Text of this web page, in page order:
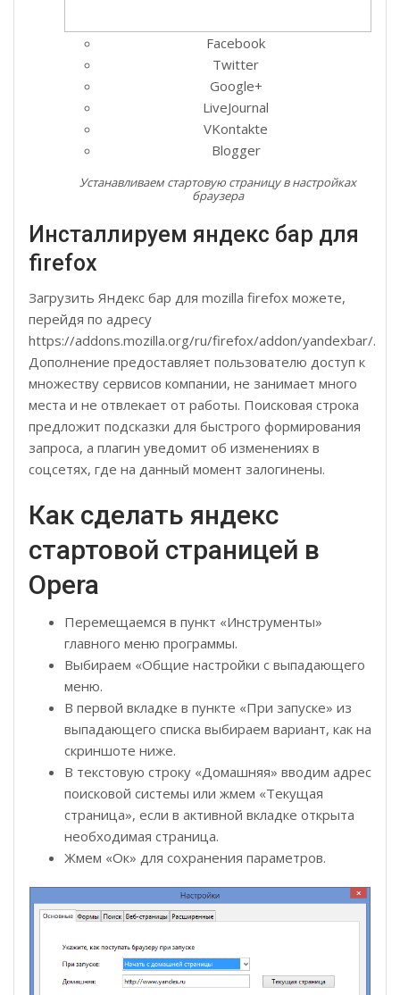
Facebook
Twitter
Google+
LiveJournal
VKontakte
Blogger
Устанавливаем стартовую страницу в настройках
браузера
Инсталлируем яндекс бар для
firefox
Загрузить Яндекс бар для mozilla firefox можете,
перейдя по адресу
https://addons.mozilla.org/ru/firefox/addon/yandexbar/.
Дополнение предоставляет пользователю доступ к
множеству сервисов компании, не занимает много
места и не отвлекает от работы. Поисковая строка
предложит подсказки для быстрого формирования
запроса, а плагин уведомит об изменениях в
соцсетях, где на данный момент залогинены.
Как сделать яндекс
стартовой страницей в
Opera
Перемещаемся в пункт «Инструменты»
главного меню программы.
Выбираем «Общие настройки с выпадающего
меню.
В первой вкладке в пункте «При запуске» из
выпадающего списка выбираем вариант, как на
скриншоте ниже.
В текстовую строку «Домашняя» вводим адрес
поисковой системы или жмем «Текущая
страница», если в активной вкладке открыта
необходимая страница.
Жмем «Ок» для сохранения параметров.